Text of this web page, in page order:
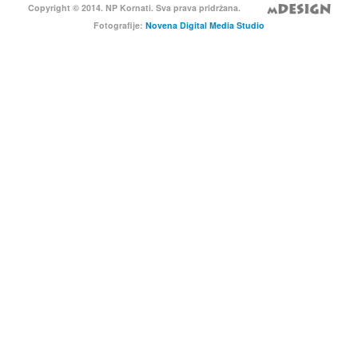
Copyright © 2014. NP Kornati. Sva prava pridržana.
Fotografije: Novena Digital Media Studio